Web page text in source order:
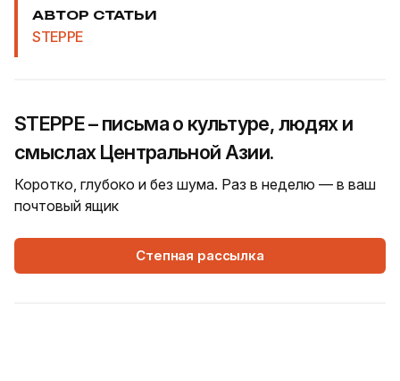
АВТОР СТАТЬИ
STEPPE
STEPPE – письма о культуре, людях и
смыслах Центральной Азии.
Коротко, глубоко и без шума. Раз в неделю — в ваш
почтовый ящик
Степная рассылка